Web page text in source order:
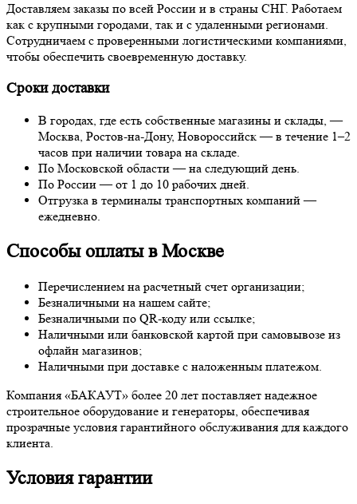
Доставляем заказы по всей России и в страны СНГ. Работаем
как с крупными городами, так и с удаленными регионами.
Сотрудничаем с проверенными логистическими компаниями,
чтобы обеспечить своевременную доставку.
Сроки доставки
В городах, где есть собственные магазины и склады, —
Москва, Ростов-на-Дону, Новороссийск — в течение 1–2
часов при наличии товара на складе.
По Московской области — на следующий день.
По России — от 1 до 10 рабочих дней.
Отгрузка в терминалы транспортных компаний —
ежедневно.
Способы оплаты в Москве
Перечислением на расчетный счет организации;
Безналичными на нашем сайте;
Безналичными по QR-коду или ссылке;
Наличными или банковской картой при самовывозе из
офлайн магазинов;
Наличными при доставке с наложенным платежом.
Компания «БАКАУТ» более 20 лет поставляет надежное
строительное оборудование и генераторы, обеспечивая
прозрачные условия гарантийного обслуживания для каждого
клиента.
Условия гарантии